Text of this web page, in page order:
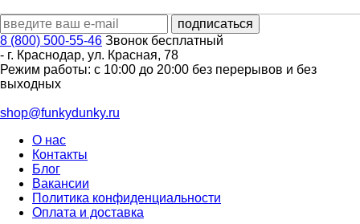
8 (800) 500-55-46 Звонок бесплатный
- г. Краснодар, ул. Красная, 78
Режим работы: с 10:00 до 20:00 без перерывов и без
выходных
shop@funkydunky.ru
О нас
Контакты
Блог
Вакансии
Политика конфиденциальности
Оплата и доставка